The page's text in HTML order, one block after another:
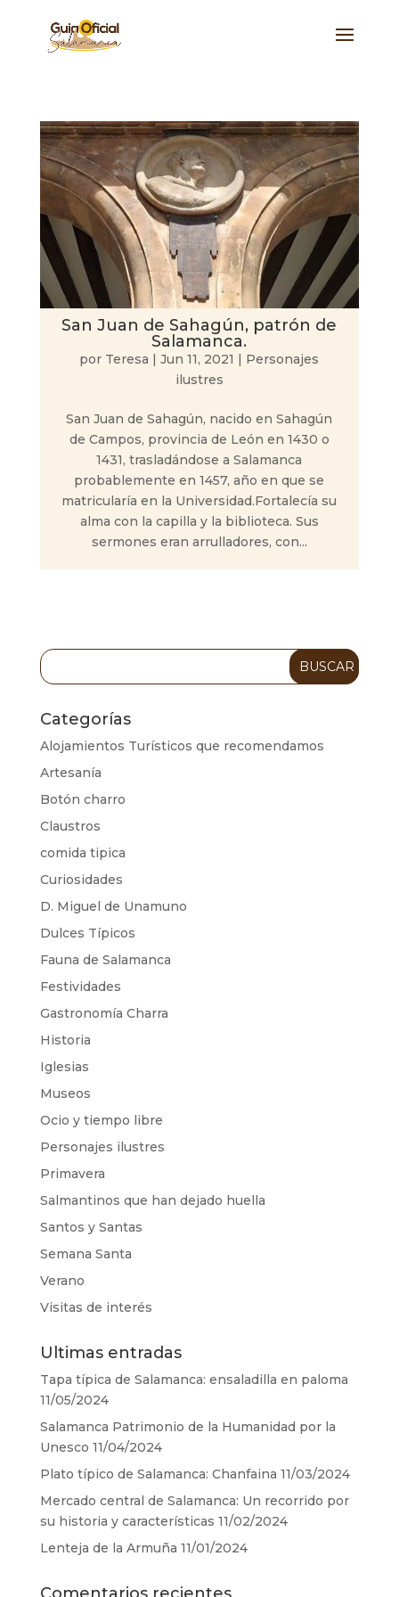
San Juan de Sahagún, patrón de
Salamanca.
por Teresa |Jun 11, 2021 | Personajes
ilustres
San Juan de Sahagún, nacido en Sahagún
de Campos, provincia de León en 1430 o
1431, trasladándose a Salamanca
probablemente en 1457, año en que se
matricularía en la Universidad.Fortalecía su
alma con la capilla y la biblioteca. Sus
sermones eran arrulladores, con...
Categorías
Alojamientos Turísticos que recomendamos
Artesanía
Botón charro
Claustros
comida tipica
Curiosidades
D. Miguel de Unamuno
Dulces Típicos
Fauna de Salamanca
Festividades
Gastronomía Charra
Historia
Iglesias
Museos
Ocio y tiempo libre
Personajes ilustres
Primavera
Salmantinos que han dejado huella
Santos y Santas
Semana Santa
Verano
Visitas de interés
Ultimas entradas
Tapa típica de Salamanca: ensaladilla en paloma
11/05/2024
Salamanca Patrimonio de la Humanidad por la
Unesco 11/04/2024
Plato típico de Salamanca: Chanfaina 11/03/2024
Mercado central de Salamanca: Un recorrido por
su historia y características 11/02/2024
Lenteja de la Armuña 11/01/2024